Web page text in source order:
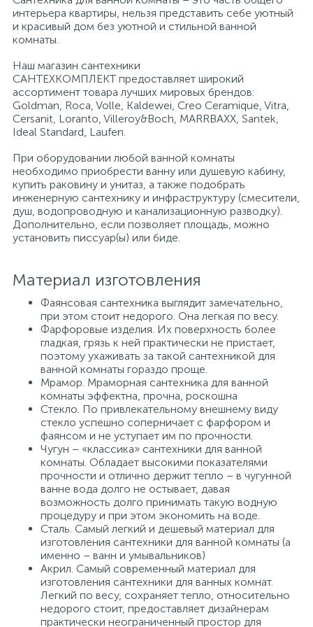
интерьера квартиры, нельзя представить себе уютный
и красивый дом без уютной и стильной ванной
комнаты.
Наш магазин сантехники
САНТЕХКОМПЛЕКТ предоставляет широкий
ассортимент товара лучших мировых брендов:
Goldman, Roca, Volle, Kaldewei, Creo Ceramique, Vitra,
Cersanit, Loranto, Villeroy&Boch, MARRBAXX, Santek,
Ideal Standard, Laufen.
При оборудовании любой ванной комнаты
необходимо приобрести ванну или душевую кабину,
купить раковину и унитаз, а также подобрать
инженерную сантехнику и инфраструктуру (смесители,
душ, водопроводную и канализационную разводку).
Дополнительно, если позволяет площадь, можно
установить писсуар(ы) или биде.
Материал изготовления
Фаянсовая сантехника выглядит замечательно,
при этом стоит недорого. Она легкая по весу.
Фарфоровые изделия. Их поверхность более
гладкая, грязь к ней практически не пристает,
поэтому ухаживать за такой сантехникой для
ванной комнаты гораздо проще.
Мрамор. Мраморная сантехника для ванной
комнаты эффектна, прочна, роскошна
Стекло. По привлекательному внешнему виду
стекло успешно соперничает с фарфором и
фаянсом и не уступает им по прочности.
Чугун – «классика» сантехники для ванной
комнаты. Обладает высокими показателями
прочности и отлично держит тепло – в чугунной
ванне вода долго не остывает, давая
возможность долго принимать такую водную
процедуру и при этом экономить на воде.
Сталь. Самый легкий и дешевый материал для
изготовления сантехники для ванной комнаты (а
именно – ванн и умывальников)
Акрил. Самый современный материал для
изготовления сантехники для ванных комнат.
Легкий по весу, сохраняет тепло, относительно
недорого стоит, предоставляет дизайнерам
практически неограниченный простор для
Полотенцесушители
Душевые трапы
Сифоны и выпуски
Аксессуары для ванной
Системы контроля протечки воды